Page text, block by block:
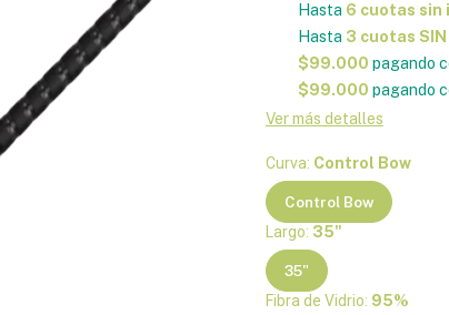
Hasta 6 cuotas sin
Hasta 3 cuotas SIN
$99.000 pagando
$99.000 pagando
Ver más detalles
Curva: Control Bow
Control Bow
Largo: 35"
35"
Fibra de Vidrio: 95%